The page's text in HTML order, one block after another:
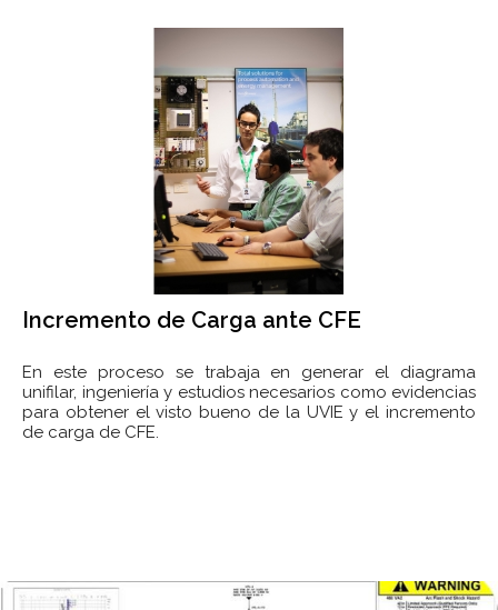
Incremento de Carga ante CFE
En este proceso se trabaja en generar el diagrama
unifilar, ingeniería y estudios necesarios como evidencias
para obtener el visto bueno de la UVIE y el incremento
de carga de CFE.